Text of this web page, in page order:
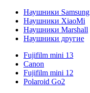
Наушники Samsung
Наушники XiaoMi
Наушники Marshall
Наушники другие
Fujifilm mini 13
Canon
Fujifilm mini 12
Polaroid Go2